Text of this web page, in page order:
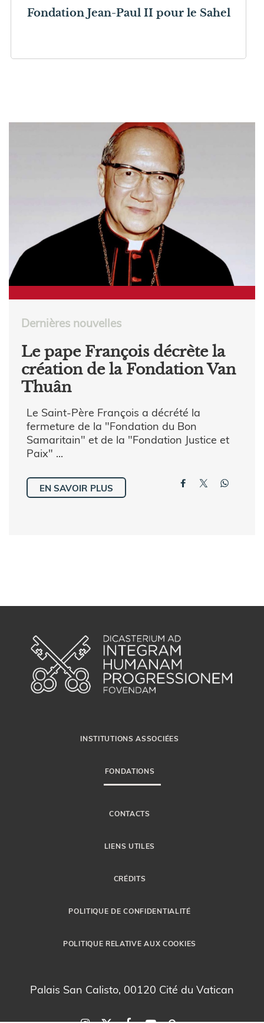
Fondation Jean-Paul II pour le Sahel
Dernières nouvelles
Le pape François décrète la
création de la Fondation Van
Thuân
Le Saint-Père François a décrété la
fermeture de la "Fondation du Bon
Samaritain" et de la "Fondation Justice et
Paix" ...
EN SAVOIR PLUS
INSTITUTIONS ASSOCIÉES
FONDATIONS
CONTACTS
LIENS UTILES
CRÉDITS
POLITIQUE DE CONFIDENTIALITÉ
POLITIQUE RELATIVE AUX COOKIES
Palais San Calisto, 00120 Cité du Vatican